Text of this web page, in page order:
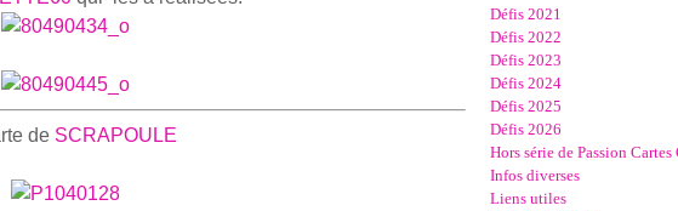
de SCRAPOULE
Défis 2021
Défis 2022
Défis 2023
Défis 2024
Défis 2025
Défis 2026
Hors série de Passion Cartes
Infos diverses
Liens utiles